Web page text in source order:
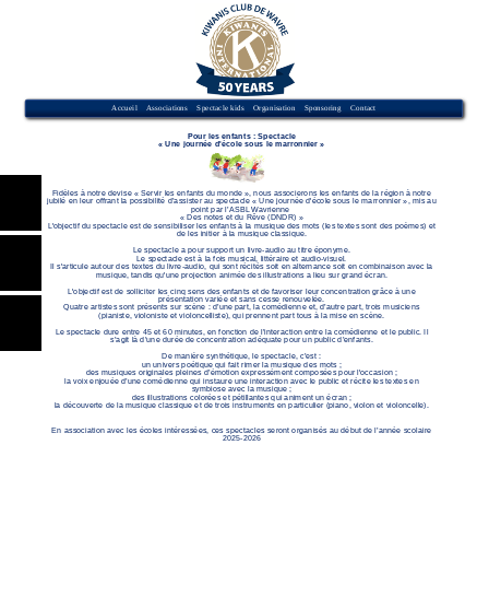
Accueil Associations Spectacle kids Organisation Sponsoring Contact
Pour les enfants : Spectacle
« Une journée d'école sous le marronnier »
Fidèles à notre devise « Servir les enfants du monde », nous associerons les enfants de la région à notre
jubilé en leur offrant la possibilité d’assister au spectacle « Une journée d'école sous le marronnier », mis au
point par l’ASBL Wavrienne
« Des notes et du Rêve (DNDR) »
L'objectif du spectacle est de sensibiliser les enfants à la musique des mots (les textes sont des poèmes) et
de les initier à la musique classique.
Le spectacle a pour support un livre-audio au titre éponyme.
Le spectacle est à la fois musical, littéraire et audio-visuel.
Il s'articule autour des textes du livre-audio, qui sont récités soit en alternance soit en combinaison avec la
musique, tandis qu'une projection animée des illustrations a lieu sur grand écran.
L'objectif est de solliciter les cinq sens des enfants et de favoriser leur concentration grâce à une
présentation variée et sans cesse renouvelée.
Quatre artistes sont présents sur scène : d’une part, la comédienne et, d’autre part, trois musiciens
(pianiste, violoniste et violoncelliste), qui prennent part tous à la mise en scène.
Le spectacle dure entre 45 et 60 minutes, en fonction de l’interaction entre la comédienne et le public. Il
s’agit là d’une durée de concentration adéquate pour un public d’enfants.
De manière synthétique, le spectacle, c’est :
un univers poétique qui fait rimer la musique des mots ;
des musiques originales pleines d’émotion expressément composées pour l'occasion ;
la voix enjouée d’une comédienne qui instaure une interaction avec le public et récite les textes en
symbiose avec la musique ;
des illustrations colorées et pétillantes qui animent un écran ;
la découverte de la musique classique et de trois instruments en particulier (piano, violon et violoncelle).
En association avec les écoles intéressées, ces spectacles seront organisés au début de l’année scolaire
2025-2026